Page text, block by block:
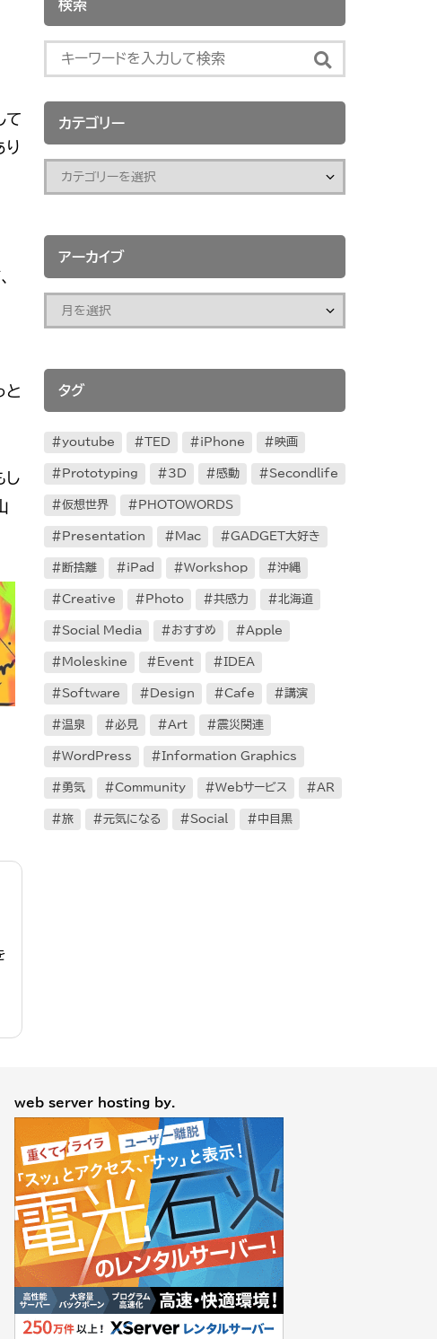
て
り
と
し
検索
カテゴリー
アーカイブ
タグ
youtube TED iPhone 映画
Prototyping 3D 感動 Secondlife
仮想世界 PHOTOWORDS
Presentation Mac GADGET大好き
断捨離 iPad Workshop 沖縄
Creative Photo 共感力 北海道
Social Media おすすめ Apple
Moleskine Event IDEA
Software Design Cafe 講演
温泉 必見 Art 震災関連
WordPress Information Graphics
勇気 Community Webサービス AR
旅 元気になる Social 中目黒
web server hosting by.